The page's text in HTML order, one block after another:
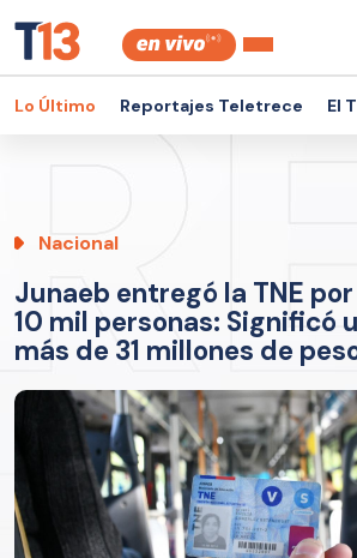
Lo Último Reportajes Teletrece El
Nacional
Junaeb entregó la TNE
10 mil personas: Significó
más de 31 millones de